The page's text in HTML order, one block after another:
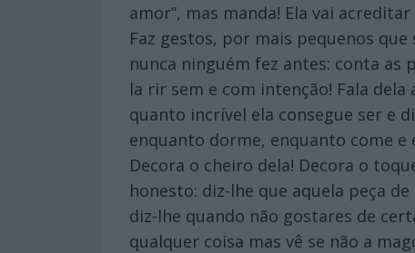
amor”, mas manda! Ela vai
Faz gestos, por mais pequenos
nunca ninguém fez antes: conta as
la rir sem e com intenção! Fala
quanto incrível ela consegue ser e
enquanto dorme, enquanto come
Decora o cheiro dela! Decora o
honesto: diz-lhe que aquela peça
diz-lhe quando não gostares de
qualquer coisa mas vê se não a